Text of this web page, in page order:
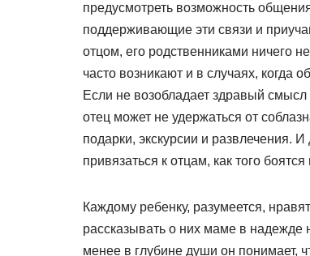
предусмотреть возможность
поддерживающие эти связи и
отцом, его родственниками ничего
часто возникают и в случаях, когда
Если не возобладает здравый смысл
отец может не удержаться от
подарки, экскурсии и развлечения.
привязаться к отцам, как того
Каждому ребенку, разумеется,
рассказывать о них маме в
менее в глубине души он понимает,